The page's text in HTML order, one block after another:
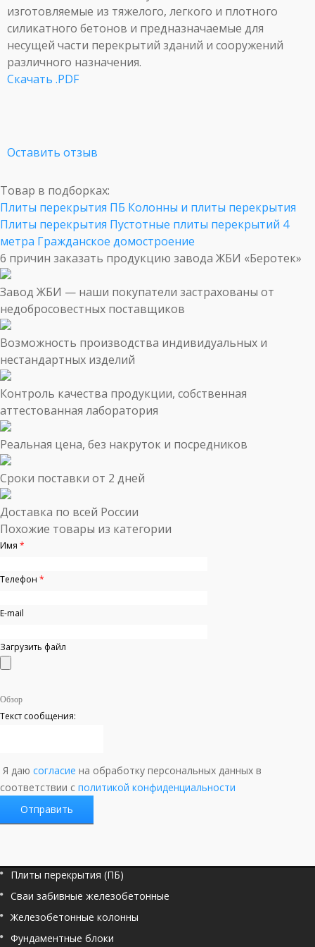
изготовляемые из тяжелого, легкого и плотного
силикатного бетонов и предназначаемые для
несущей части перекрытий зданий и сооружений
различного назначения.
Скачать .PDF
Оставить отзыв
Товар в подборках:
Плиты перекрытия ПБ Колонны и плиты перекрытия
Плиты перекрытия Пустотные плиты перекрытий 4
метра Гражданское домостроение
6 причин заказать продукцию завода ЖБИ «Беротек»
Завод ЖБИ — наши покупатели застрахованы от
недобросовестных поставщиков
Возможность производства индивидуальных и
нестандартных изделий
Контроль качества продукции, собственная
аттестованная лаборатория
Реальная цена, без накруток и посредников
Сроки поставки от 2 дней
Доставка по всей России
Похожие товары из категории
Имя *
Телефон *
E-mail
Загрузить файл
Обзор
Текст сообщения:
Я даю согласие на обработку персональных данных в
соответствии с политикой конфиденциальности
Плиты перекрытия (ПБ)
Сваи забивные железобетонные
Железобетонные колонны
Фундаментные блоки